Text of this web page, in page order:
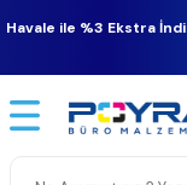
Havale ile %3 Ekstra